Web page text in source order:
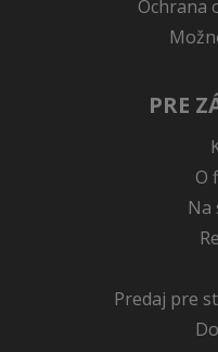
Ochrana
PRE
O
Na
Predaj pre